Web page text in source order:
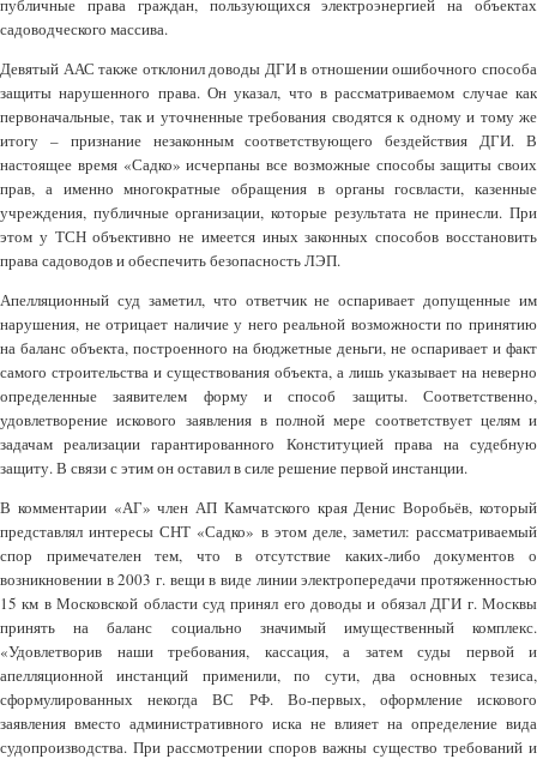
публичные права граждан, пользующихся электроэнергией на объектах
садоводческого массива.
Девятый ААС также отклонил доводы ДГИ в отношении ошибочного способа
защиты нарушенного права. Он указал, что в рассматриваемом случае как
первоначальные, так и уточненные требования сводятся к одному и тому же
итогу – признание незаконным соответствующего бездействия ДГИ. В
настоящее время «Садко» исчерпаны все возможные способы защиты своих
прав, а именно многократные обращения в органы госвласти, казенные
учреждения, публичные организации, которые результата не принесли. При
этом у ТСН объективно не имеется иных законных способов восстановить
права садоводов и обеспечить безопасность ЛЭП.
Апелляционный суд заметил, что ответчик не оспаривает допущенные им
нарушения, не отрицает наличие у него реальной возможности по принятию
на баланс объекта, построенного на бюджетные деньги, не оспаривает и факт
самого строительства и существования объекта, а лишь указывает на неверно
определенные заявителем форму и способ защиты. Соответственно,
удовлетворение искового заявления в полной мере соответствует целям и
задачам реализации гарантированного Конституцией права на судебную
защиту. В связи с этим он оставил в силе решение первой инстанции.
В комментарии «АГ» член АП Камчатского края Денис Воробьёв, который
представлял интересы СНТ «Садко» в этом деле, заметил: рассматриваемый
спор примечателен тем, что в отсутствие каких-либо документов о
возникновении в 2003 г. вещи в виде линии электропередачи протяженностью
15 км в Московской области суд принял его доводы и обязал ДГИ г. Москвы
принять на баланс социально значимый имущественный комплекс.
«Удовлетворив наши требования, кассация, а затем суды первой и
апелляционной инстанций применили, по сути, два основных тезиса,
сформулированных некогда ВС РФ. Во-первых, оформление искового
заявления вместо административного иска не влияет на определение вида
судопроизводства. При рассмотрении споров важны существо требований и